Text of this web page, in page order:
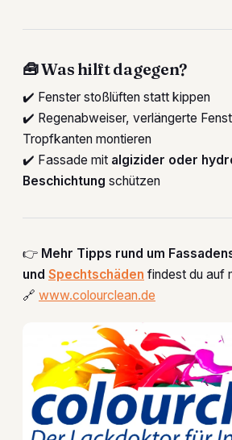
🧰Was hilft dagegen?
✔️ Fenster stoßlüften statt kippen
✔️ Regenabweiser, verlängerte
Tropfkanten montieren
✔️ Fassade mit algizider oder
Beschichtung schützen
👉 Mehr Tipps rund um
und Spechtschäden findest du auf
🔗 www.colourclean.de